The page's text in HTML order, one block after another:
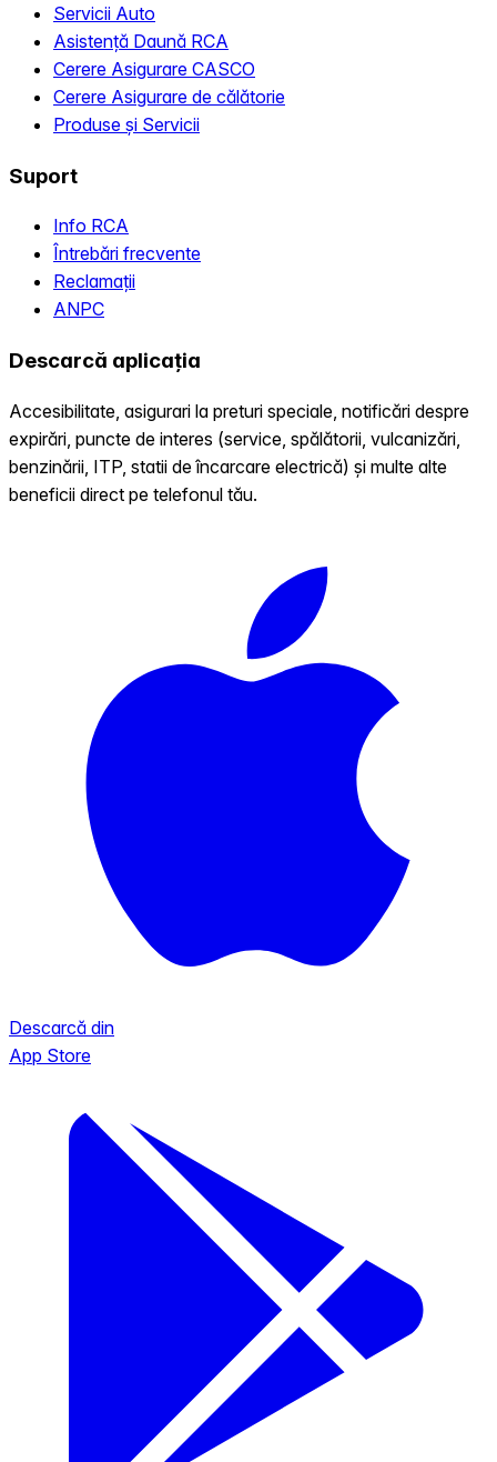
Servicii Auto
Asistență Daună RCA
Cerere Asigurare CASCO
Cerere Asigurare de călătorie
Produse și Servicii
Suport
Info RCA
Întrebări frecvente
Reclamații
ANPC
Descarcă aplicația
Accesibilitate, asigurari la preturi speciale, notificări despre
expirări, puncte de interes (service, spălătorii, vulcanizări,
benzinării, ITP, statii de încarcare electrică) și multe alte
beneficii direct pe telefonul tău.
Descarcă din
App Store